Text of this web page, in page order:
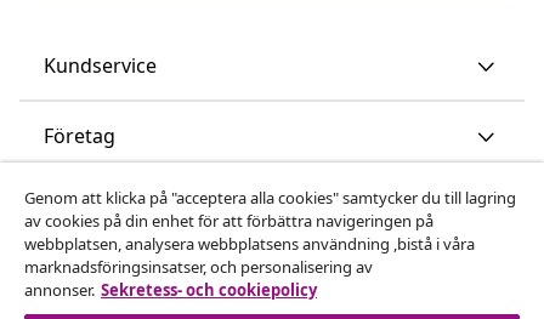
Kundservice
Företag
vidaXL
Upptäck mer
Genom att klicka på "acceptera alla cookies" samtycker du till lagring
av cookies på din enhet för att förbättra navigeringen på
webbplatsen, analysera webbplatsens användning ,bistå i våra
marknadsföringsinsatser, och personalisering av
annonser. Sekretess- och cookiepolicy